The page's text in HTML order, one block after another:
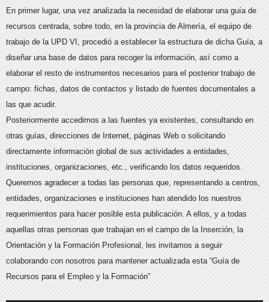
En primer lugar, una vez analizada la necesidad de elaborar una guía de
recursos centrada, sobre todo, en la provincia de Almería, el equipo de
trabajo de la UPD VI, procedió a establecer la estructura de dicha Guía, a
diseñar una base de datos para recoger la información, así como a
elaborar el resto de instrumentos necesarios para el posterior trabajo de
campo: fichas, datos de contactos y listado de fuentes documentales a
las que acudir.
Posteriormente accedimos a las fuentes ya existentes, consultando en
otras guías, direcciones de Internet, páginas Web o solicitando
directamente información global de sus actividades a entidades,
instituciones, organizaciones, etc., verificando los datos requeridos.
Queremos agradecer a todas las personas que, representando a centros,
entidades, organizaciones e instituciones han atendido los nuestros
requerimientos para hacer posible esta publicación. A ellos, y a todas
aquellas otras personas que trabajan en el campo de la Inserción, la
Orientación y la Formación Profesional, les invitamos a seguir
colaborando con nosotros para mantener actualizada esta “Guía de
Recursos para el Empleo y la Formación”